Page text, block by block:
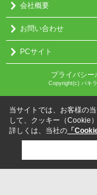
会社概要
お問い合わせ
PCサイト
プライバシー
Copyright(c) パキ
当サイトでは、お客様の
して、クッキー（Cookie
詳しくは、当社の 「